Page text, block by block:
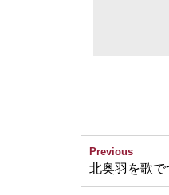
Previous
北奥羽を歌